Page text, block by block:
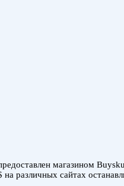
магазином
различных сайтах